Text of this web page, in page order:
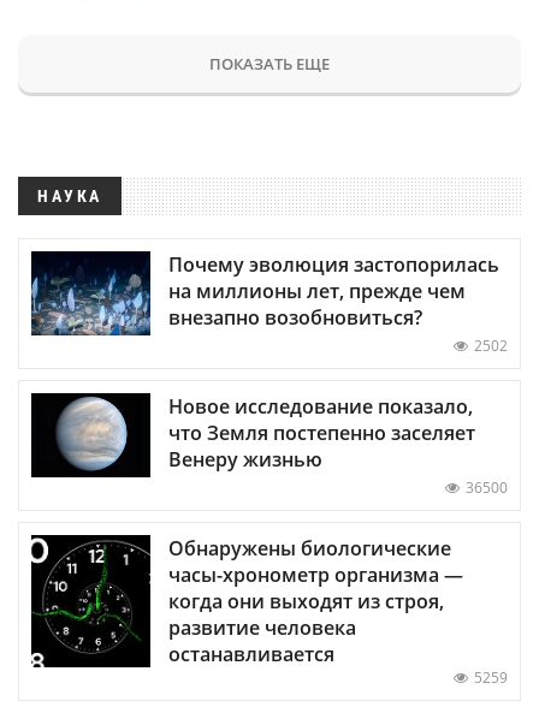
ПОКАЗАТЬ ЕЩЕ
НАУКА
Почему эволюция застопорилась
на миллионы лет, прежде чем
внезапно возобновиться?
2502
Новое исследование показало,
что Земля постепенно заселяет
Венеру жизнью
36500
Обнаружены биологические
часы-хронометр организма —
когда они выходят из строя,
развитие человека
останавливается
5259